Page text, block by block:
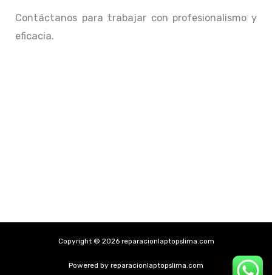
Contáctanos para trabajar con profesionalismo y
eficacia.
Copyright © 2026 reparacionlaptopslima.com
Powered by reparacionlaptopslima.com